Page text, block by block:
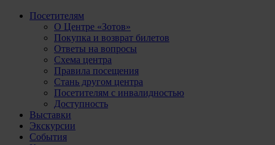
Посетителям
О Центре «Зотов»
Покупка и возврат билетов
Ответы на вопросы
Схема центра
Правила посещения
Стань другом центра
Посетителям с инвалидностью
Доступность
Выставки
Экскурсии
События